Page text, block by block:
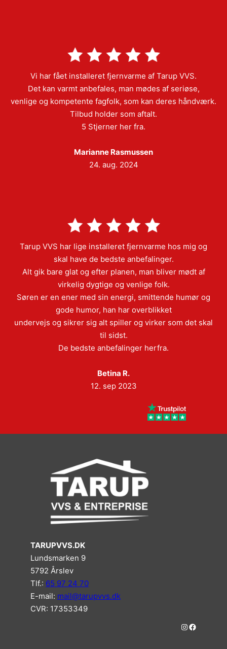
Vi har fået installeret fjernvarme af Tarup VVS.
Det kan varmt anbefales, man mødes af seriøse,
venlige og kompetente fagfolk, som kan deres håndværk.
Tilbud holder som aftalt.
5 Stjerner her fra.
Marianne Rasmussen
24. aug. 2024
Tarup VVS har lige installeret fjernvarme hos mig og
skal have de bedste anbefalinger.
Alt gik bare glat og efter planen, man bliver mødt af
virkelig dygtige og venlige folk.
Søren er en ener med sin energi, smittende humør og
gode humor, han har overblikket
undervejs og sikrer sig alt spiller og virker som det skal
til sidst.
De bedste anbefalinger herfra.
Betina R.
12. sep 2023
TARUPVVS.DK
Lundsmarken 9
5792 Årslev
Tlf.: 65 97 24 70
E-mail: mail@tarupvvs.dk
CVR: 17353349
# #